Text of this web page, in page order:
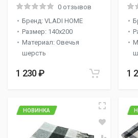
0 отзывов
Бренд: VLADI HOME
Размер: 140x200
Материал: Овечья
шерсть
1 230 ₽ 1
НОВИНКА